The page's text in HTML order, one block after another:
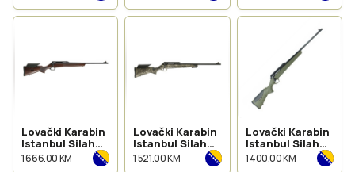
kal.270 Win
223 Rem
kal.30-06
Lovački Karabin
Istanbul Silah
Monza Wood
1 666.00 KM
Lovački Karabin
Istanbul Silah
Monza Strata
1 521.00 KM
Lovački Karabin
Istanbul Silah
Monza Khaki
1 400.00 KM